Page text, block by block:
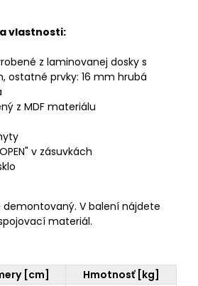
vlastnosti:
z laminovanej dosky s
ostatné prvky: 16 mm hrubá
z MDF materiálu
v zásuvkách
V balení nájdete
materiál.
[cm]
Hmotnosť [kg]